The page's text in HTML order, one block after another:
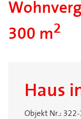
300 m2
Haus
Objekt Nr.: